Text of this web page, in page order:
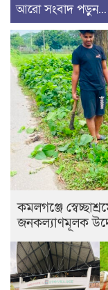
আরো সংবাদ পড়ুন...
কমলগঞ্জে
জনকল্যাণমূলক